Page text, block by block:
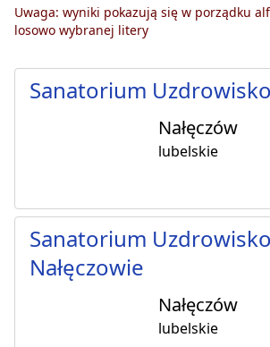
Uwaga: wyniki pokazują się w porządku
losowo wybranej litery
Sanatorium
Nałęczów
lubelskie
Sanatorium
Nałęczowie
Nałęczów
lubelskie